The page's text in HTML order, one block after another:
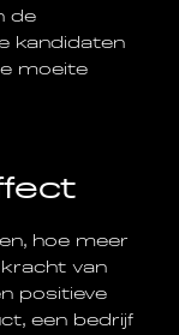
de
kandidaten
moeite
hoe meer
van
positieve
een bedrijf